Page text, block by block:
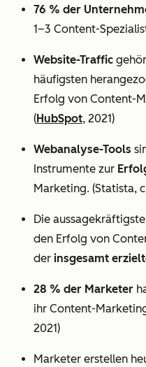
76 % der
1–3 Content-
Website-Traffic
häufigsten
Erfolg von Content-
(HubSpot, 2021)
Webanalyse-Tools
Instrumente zur
Marketing. (Statista,
Die
den Erfolg von
der insgesamt
28 % der Marketer
ihr Content-
2021)
Marketer erstellen